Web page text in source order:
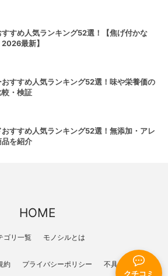
クチコミ
すすめ人気ランキング52選！【焦げ付かな
最新】
おすすめ人気ランキング52選！味や栄養価の
・検証
おすすめ人気ランキング52選！無添加・アレ
を紹介
HOME
ゴリ一覧 モノシルとは
約 プライバシーポリシー 不具合報告